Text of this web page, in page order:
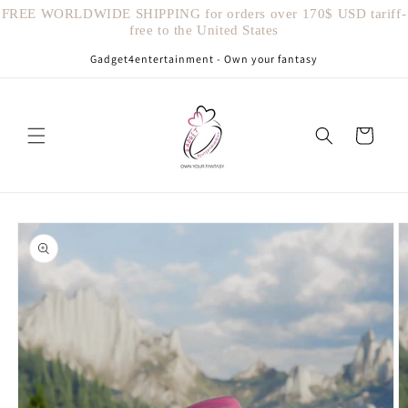
FREE WORLDWIDE SHIPPING for orders over 170$ USD tariff-
free to the United States
direttamente
Gadget4entertainment - Own your fantasy
Carrello
Passa alle
informazioni
sul prodotto